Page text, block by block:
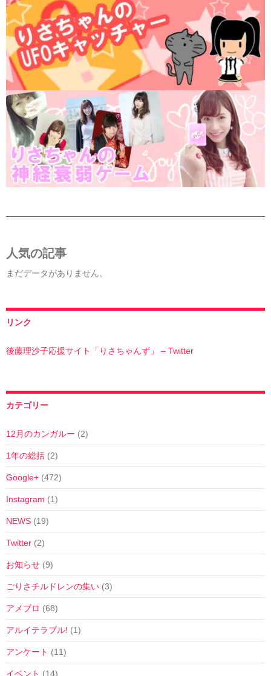
人気の記事
まだデータがありません。
リンク
後藤理沙子応援サイト「りさちゃんず」 – Twitter
カテゴリー
12月のカンガルー (2)
1年の総括 (2)
Google+ (472)
Instagram (1)
NEWS (19)
Twitter (2)
お知らせ (9)
ごりさチルドレンの集い (3)
アメブロ (68)
アルイテラブル! (1)
アンケート (11)
イベント (14)